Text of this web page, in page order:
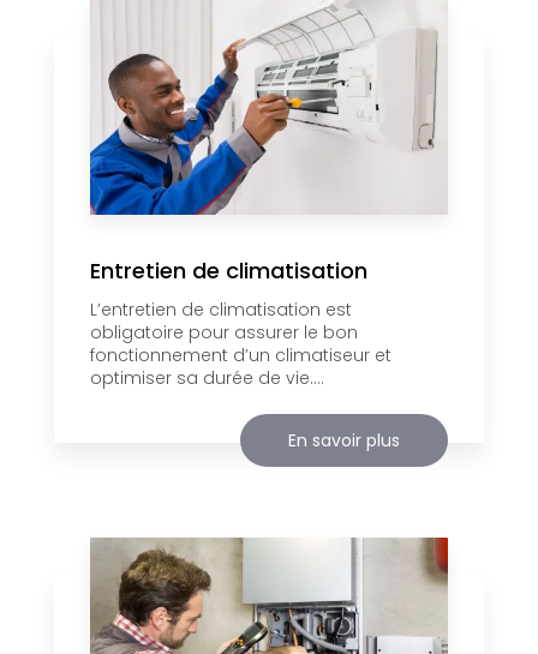
Entretien de climatisation
L’entretien de climatisation est
obligatoire pour assurer le bon
fonctionnement d’un climatiseur et
optimiser sa durée de vie....
En savoir plus